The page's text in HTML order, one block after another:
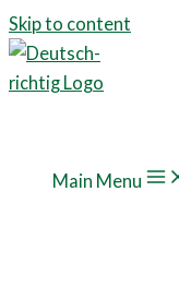
Skip to content
Main Menu